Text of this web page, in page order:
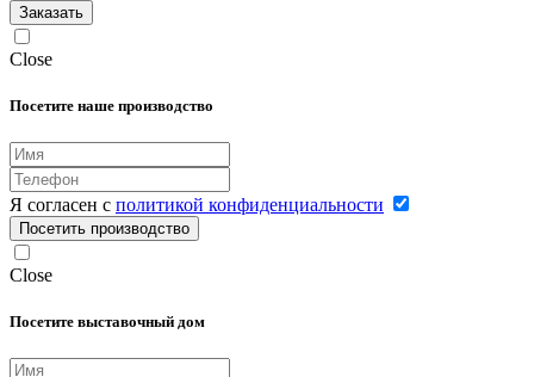
Заказать
Close
Посетите наше производство
Я согласен с политикой конфиденциальности
Посетить производство
Close
Посетите выставочный дом